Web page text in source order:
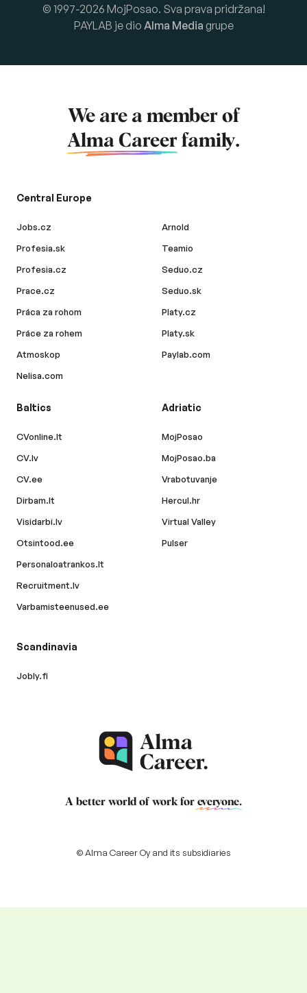
© 1997-2026 MojPosao. Sva prava pridržana!
PAYLAB je dio Alma Media grupe
We are a member of
Alma Career family.
Central Europe
Jobs.cz
Profesia.sk
Profesia.cz
Prace.cz
Práca za rohom
Práce za rohem
Atmoskop
Nelisa.com
Arnold
Teamio
Seduo.cz
Seduo.sk
Platy.cz
Platy.sk
Paylab.com
Baltics
CVonline.lt
CV.lv
CV.ee
Dirbam.lt
Visidarbi.lv
Otsintood.ee
Personaloatrankos.lt
Recruitment.lv
Varbamisteenused.ee
Adriatic
MojPosao
MojPosao.ba
Vrabotuvanje
Hercul.hr
Virtual Valley
Pulser
Scandinavia
Jobly.fi
A better world of work for everyone.
© Alma Career Oy and its subsidiaries